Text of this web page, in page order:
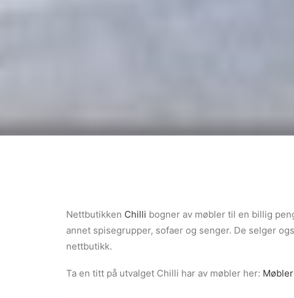
Nettbutikken Chilli bogner av møbler til en billig
annet spisegrupper, sofaer og senger. De selger
nettbutikk.
Ta en titt på utvalget Chilli har av møbler her: Møbler